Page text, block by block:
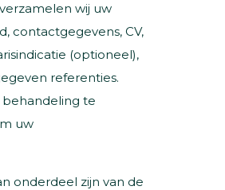
wij uw
contactgegevens, CV,
(optioneel),
referenties.
behandeling te
uw
onderdeel zijn van de